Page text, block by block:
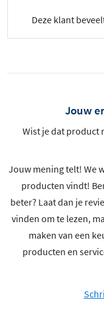
Deze klant
Jouw
Wist je dat product
Jouw mening telt! We
producten vindt!
beter? Laat dan je
vinden om te lezen,
maken van een
producten en